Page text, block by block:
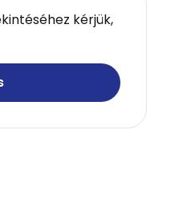
kérjük,